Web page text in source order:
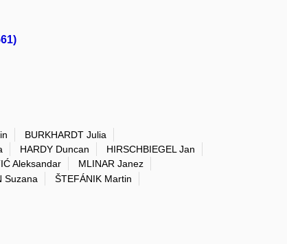
BURKHARDT Julia
HARDY Duncan
HIRSCHBIEGEL Jan
Aleksandar
MLINAR Janez
Suzana
ŠTEFÁNIK Martin